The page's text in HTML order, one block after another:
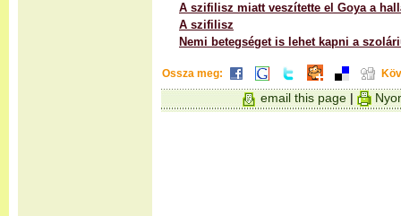
A szifilisz miatt veszítette el Goya a
A szifilisz
Nemi betegséget is lehet kapni a
Ossza meg:
email this page |